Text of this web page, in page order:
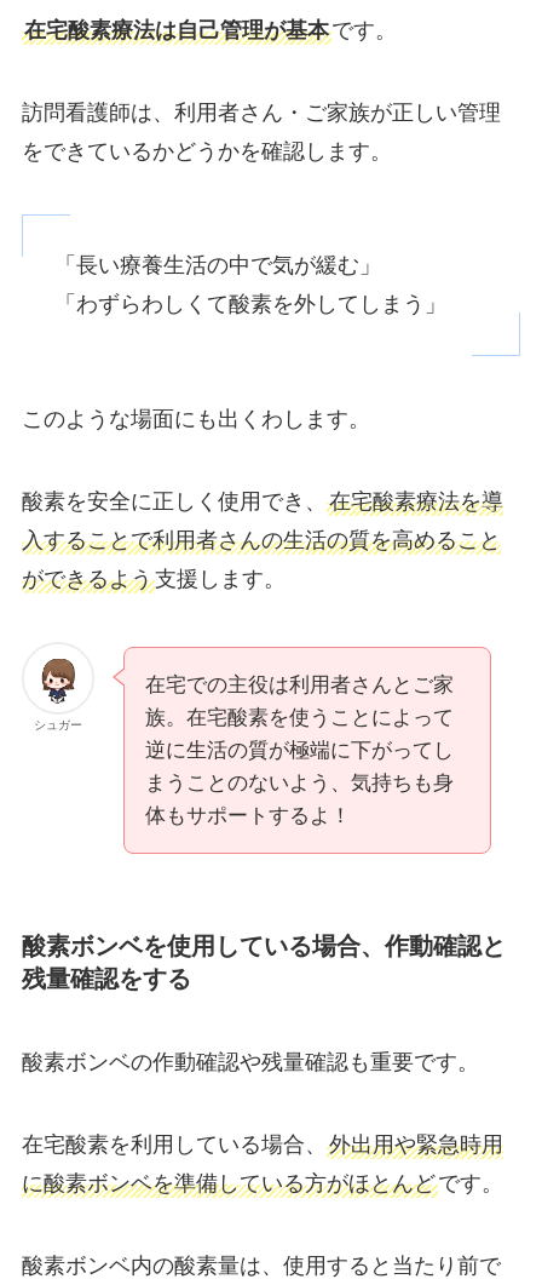
在宅酸素療法は自己管理が基本です。
訪問看護師は、利用者さん・ご家族が正しい管理
をできているかどうかを確認します。
「長い療養生活の中で気が緩む」
「わずらわしくて酸素を外してしまう」
このような場面にも出くわします。
酸素を安全に正しく使用でき、 在宅酸素療法を導
入することで利用者さんの生活の質を高めること
ができるよう支援します。
シュガー
在宅での主役は利用者さんとご家
族。在宅酸素を使うことによって
逆に生活の質が極端に下がってし
まうことのないよう、気持ちも身
体もサポートするよ！
酸素ボンベを使用している場合、作動確認と
残量確認をする
酸素ボンベの作動確認や残量確認も重要です。
在宅酸素を利用している場合、 外出用や緊急時用
に酸素ボンベを準備している方がほとんどです。
酸素ボンベ内の酸素量は、使用すると当たり前で